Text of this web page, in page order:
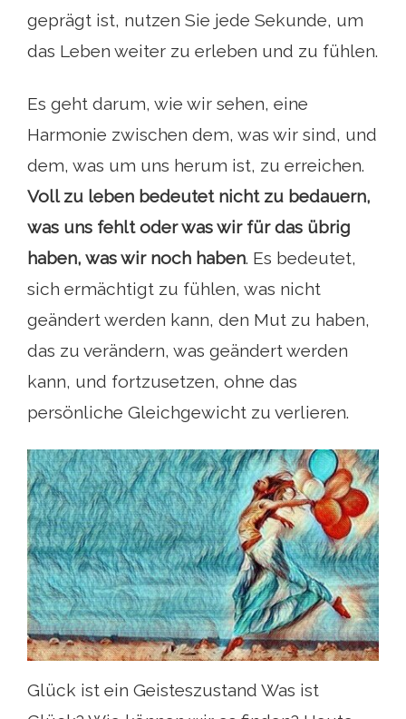
geprägt ist, nutzen Sie jede Sekunde, um
das Leben weiter zu erleben und zu fühlen.
Es geht darum, wie wir sehen, eine
Harmonie zwischen dem, was wir sind, und
dem, was um uns herum ist, zu erreichen.
Voll zu leben bedeutet nicht zu bedauern,
was uns fehlt oder was wir für das übrig
haben, was wir noch haben. Es bedeutet,
sich ermächtigt zu fühlen, was nicht
geändert werden kann, den Mut zu haben,
das zu verändern, was geändert werden
kann, und fortzusetzen, ohne das
persönliche Gleichgewicht zu verlieren.
Glück ist ein Geisteszustand Was ist